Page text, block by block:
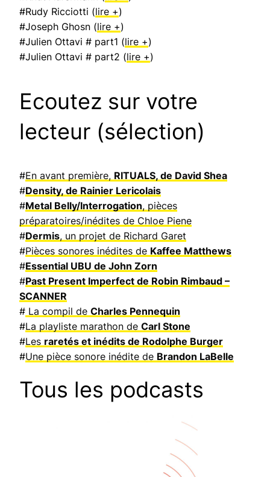
#Rudy Ricciotti (lire +)
#Joseph Ghosn (lire +)
#Julien Ottavi # part1 (lire +)
#Julien Ottavi # part2 (lire +)
Ecoutez sur votre
lecteur (sélection)
#En avant première, RITUALS, de David Shea
#Density, de Rainier Lericolais
#Metal Belly/Interrogation, pièces
préparatoires/inédites de Chloe Piene
#Dermis, un projet de Richard Garet
#Pièces sonores inédites de Kaffee Matthews
#Essential UBU de John Zorn
#Past Present Imperfect de Robin Rimbaud –
SCANNER
# La compil de Charles Pennequin
#La playliste marathon de Carl Stone
#Les raretés et inédits de Rodolphe Burger
#Une pièce sonore inédite de Brandon LaBelle
Tous les podcasts